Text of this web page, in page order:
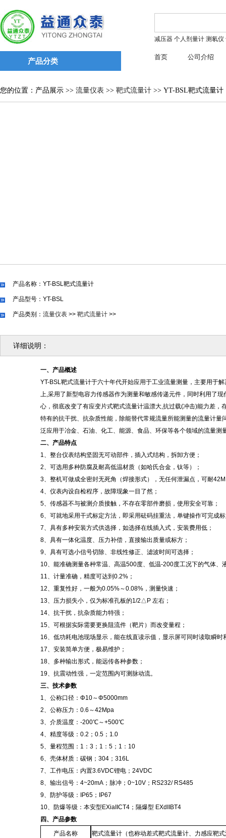
产品分类
减压器 个人剂量计 测氡仪
首页 公司介绍
您的位置：产品展示 >> 流量仪表 >> 靶式流量计 >> YT-BSL靶式流量计
产品名称：YT-BSL靶式流量计
产品型号：YT-BSL
产品类别： 流量仪表 >> 靶式流量计 >>
详细说明：
一、产品概述
YT-BSL靶式流量计于六十年代开始应用于工业流量测量，主要用于
上,采用了新型电容力传感器作为测量和敏感传递元件，同时利用了
心， 彻底改变了有应变片式靶式流量计温漂大,抗过载(冲击)能力差，
特有的抗干扰、抗杂质性能，除能替代常规流量所能测量的流量计
泛应用于冶金、石油、化工、能源、食品、环保等各个领域的流量测
二、产品特点
1、整台仪表结构坚固无可动部件，插入式结构，拆卸方便；
2、可选用多种防腐及耐高低温材质（如哈氏合金，钛等）；
3、整机可做成全密封无死角（焊接形式），无任何泄漏点，可耐
4、仪表内设自检程序，故障现象一目了然；
5、传感器不与被测介质接触，不存在零部件磨损，使用安全可靠；
6、可就地采用干式标定方法，即采用砝码挂重法，单键操作可完成
7、具有多种安装方式供选择，如选择在线插入式，安装费用低；
8、具有一体化温度、压力补偿，直接输出质量或标方；
9、具有可选小信号切除、非线性修正、滤波时间可选择；
10、能准确测量各种常温、高温500度、低温-200度工况下的气体、
11、计量准确，精度可达到0.2%；
12、重复性好，一般为0.05%～0.08%，测量快速；
13、压力损失小，仅为标准孔板的1/2△P 左右；
14、抗干扰，抗杂质能力特强；
15、可根据实际需要更换阻流件（靶片）而改变量程；
16、低功耗电池现场显示，能在线直读示值，显示屏可同时读取瞬时
17、安装简单方便，极易维护；
18、多种输出形式，能远传各种参数；
19、抗震动性强，一定范围内可测脉动流。
三、技术参数
1、公称口径：Φ10～Φ5000mm
2、公称压力：0.6～42Mpa
3、介质温度：-200℃～+500℃
4、精度等级：0.2；0.5；1.0
5、量程范围：1：3；1：5；1：10
6、壳体材质：碳钢；304；316L
7、工作电压：内置3.6VDC锂电；24VDC
8、输出信号：4~20mA；脉冲；0~10V；RS232/ RS485
9、防护等级：IP65；IP67
10、防爆等级：本安型EXiaIICT4；隔爆型 EXdIIBT4
四、产品参数
产品名称 靶式流量计（也称动差式靶式流量计、力感应靶